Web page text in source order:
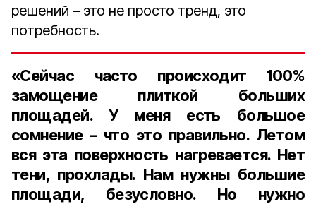
решений – это не просто тренд, это
потребность.
«Сейчас часто происходит 100%
замощение плиткой больших
площадей. У меня есть большое
сомнение – что это правильно. Летом
вся эта поверхность нагревается. Нет
тени, прохлады. Нам нужны большие
площади, безусловно. Но нужно